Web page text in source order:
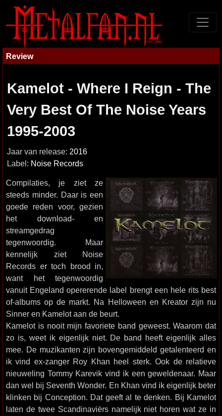
Review
Kamelot - Where I Reign - The
Very Best Of The Noise Years
1995-2003
Jaar van release: 2016
Label: Noise Records
Compilaties, je ziet ze
steeds minder. Daar is een
goede reden voor, gezien
het download- en
streamgedrag
tegenwoordig. Maar
kennelijk ziet Noise
Records er toch brood in,
want het tegenwoordig
vanuit Engeland opererende label brengt een hele rits best
of-albums op de markt. Na Helloween en Kreator zijn nu
Sinner en Kamelot aan de beurt.
Kamelot is nooit mijn favoriete band geweest. Waarom dat
zo is, weet ik eigenlijk niet. De band heeft eigenlijk alles
mee. De muzikanten zijn bovengemiddeld getalenteerd en
ik vind ex-zanger Roy Khan heel sterk. Ook de relatieve
nieuweling Tommy Karevik vind ik een geweldenaar. Maar
dan wel bij Seventh Wonder. En Khan vind ik eigenlijk beter
klinken bij Conception. Dat geeft al te denken. Bij Kamelot
laten de twee Scandinaviërs namelijk niet horen wat ze in